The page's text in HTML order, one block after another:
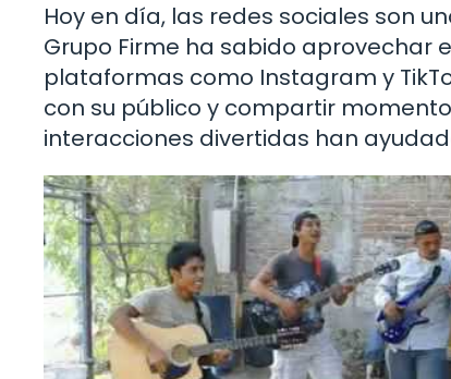
Hoy en día, las redes sociales son
Grupo Firme ha sabido aprovechar
plataformas como Instagram y
con su público y compartir
interacciones divertidas han